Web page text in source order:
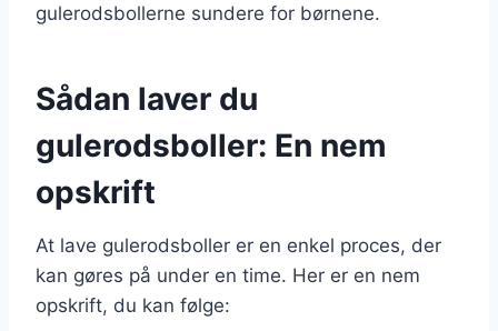
gulerodsbollerne sundere for børnene.
Sådan laver du
gulerodsboller: En nem
opskrift
At lave gulerodsboller er en enkel proces, der
kan gøres på under en time. Her er en nem
opskrift, du kan følge: